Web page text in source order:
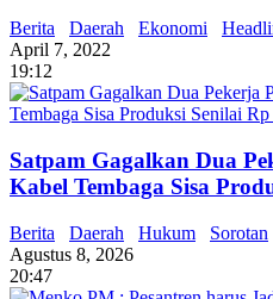
Berita Daerah Ekonomi
April 7, 2022
19:12
Satpam Gagalkan Dua
Kabel Tembaga Sisa
Berita Daerah Hukum
Sorotan
Agustus 8, 2026
20:47